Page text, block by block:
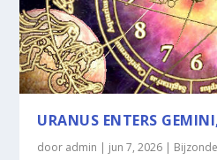
URANUS ENTERS
door admin | jun 7, 2026 |